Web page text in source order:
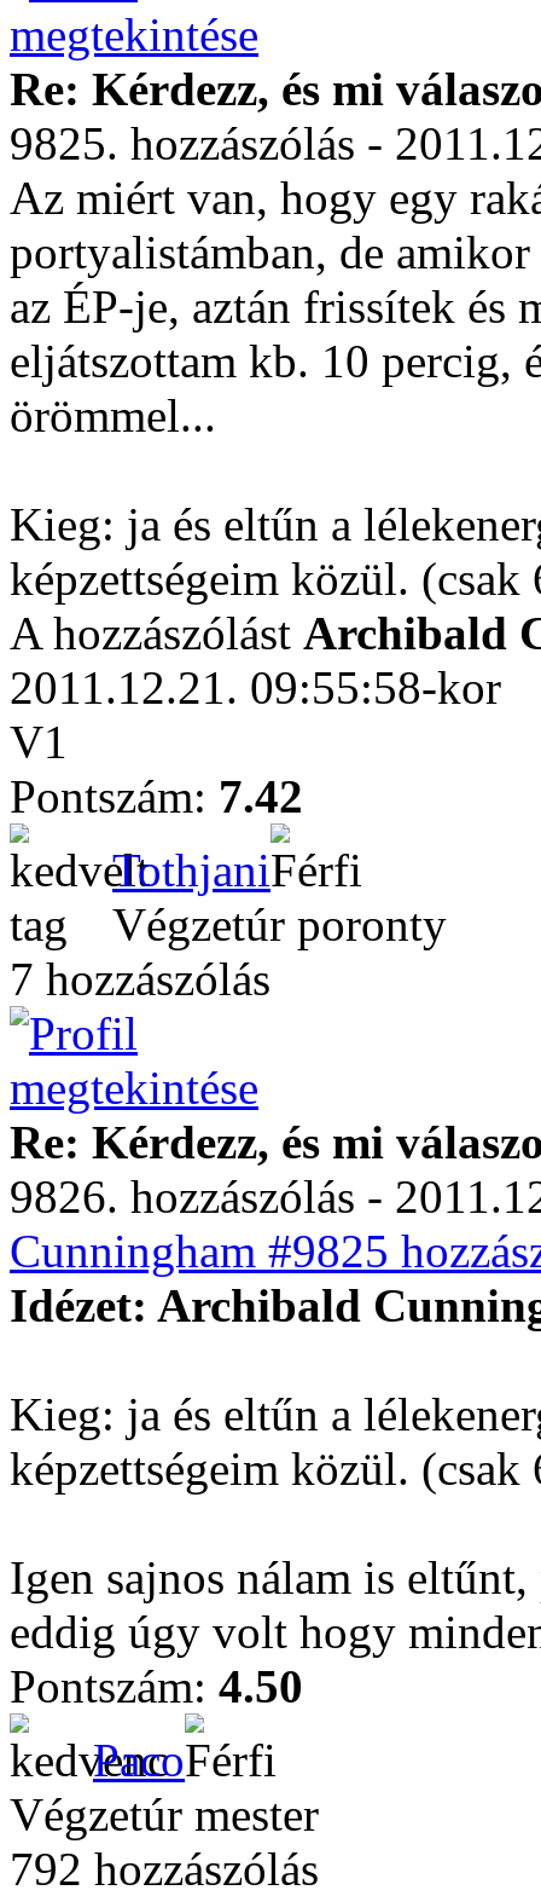
Re: Kérdezz, és mi
9825. hozzászólás -
Az miért van, hogy egy
portyalistámban, de
az ÉP-je, aztán frissítek és
eljátszottam kb. 10 percig,
örömmel...
Kieg: ja és eltűn a
képzettségeim közül.
A hozzászólást Archibald
2011.12.21. 09:55:58-kor
V1
Pontszám: 7.42
Tothjani
Végzetúr poronty
7 hozzászólás
Re: Kérdezz, és mi
9826. hozzászólás -
Cunningham #9825
Idézet: Archibald
Kieg: ja és eltűn a
képzettségeim közül.
Igen sajnos nálam is
eddig úgy volt hogy
Pontszám: 4.50
Paco
Végzetúr mester
792 hozzászólás